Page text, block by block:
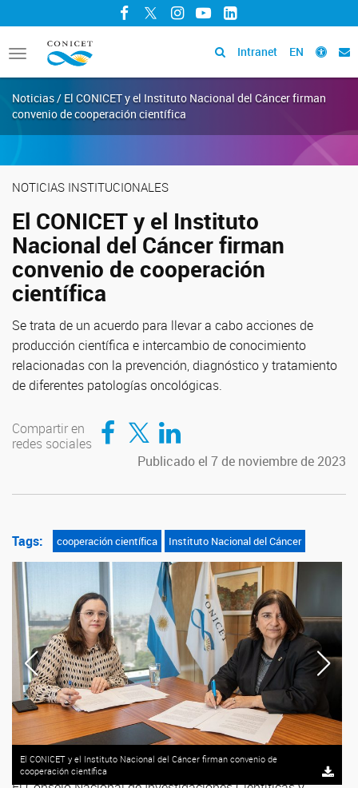
Facebook
TwitterInstagram
YouTubeLinkedIn
Toggle
navigation
Intranet EN
Noticias / El CONICET y el Instituto Nacional del Cáncer firman
convenio de cooperación científica
NOTICIAS INSTITUCIONALES
El CONICET y el Instituto
Nacional del Cáncer firman
convenio de cooperación
científica
Se trata de un acuerdo para llevar a cabo acciones de
producción científica e intercambio de conocimiento
relacionadas con la prevención, diagnóstico y tratamiento
de diferentes patologías oncológicas.
Compartir en
redes sociales
Compartir en Facebook
Compartir en TwitterCompartir en LinkedIn
Publicado el 7 de noviembre de 2023
Tags: cooperación científica Instituto Nacional del Cáncer
El CONICET y el Instituto Nacional del Cáncer firman convenio de
cooperación científica